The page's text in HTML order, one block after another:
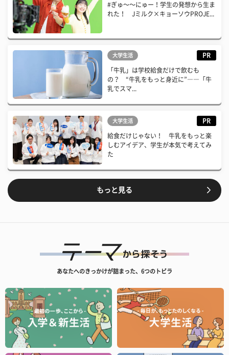
#ぎゅ〜〜にゅー！学生の発想から生ま
れた！ Jミルク×キョーソウPROJE...
大学生活 PR
「牛乳」は学校給食だけで飲むも
の？ “牛乳をもっと身近に”――「牛
乳でスマ...
大学生活 PR
給食だけじゃない！ 牛乳をもっと楽
しむアイデア、学生が本気で考えてみ
た
もっと見る
あなたへのきっかけが詰まった、6つのトビラ